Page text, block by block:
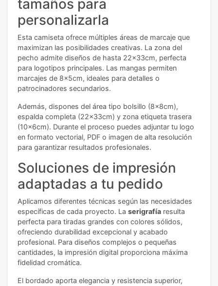
tamaños para
personalizarla
Esta camiseta ofrece múltiples áreas de marcaje que
maximizan las posibilidades creativas. La zona del
pecho admite diseños de hasta 22x33cm, perfecta
para logotipos principales. Las mangas permiten
marcajes de 8x5cm, ideales para detalles o
patrocinadores secundarios.
Además, dispones del área tipo bolsillo (8x8cm),
espalda completa (22x33cm) y zona etiqueta trasera
(10x6cm). Durante el proceso puedes adjuntar tu logo
en formato vectorial, PDF o imagen de alta resolución
para garantizar resultados profesionales.
Soluciones de impresión
adaptadas a tu pedido
Aplicamos diferentes técnicas según las necesidades
específicas de cada proyecto. La serigrafía resulta
perfecta para tiradas grandes con colores sólidos,
ofreciendo durabilidad excepcional y acabado
profesional. Para diseños complejos o pequeñas
cantidades, la impresión digital proporciona máxima
fidelidad cromática.
El bordado aporta elegancia y resistencia superior,